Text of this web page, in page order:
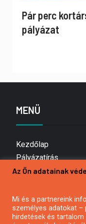
Pár perc
pályázat
MENÜ
Kezdőlap
Pályázatírás
Bemutatkozás
Hírlevél feliratkozás
Impresszum
Az Ön adatainak
Mi és a partnereink
személyes adatokat
hirdetések és